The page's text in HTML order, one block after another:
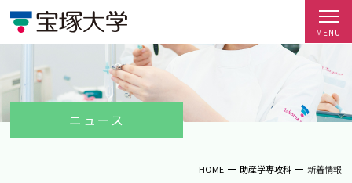
ニュース
HOME 助産学専攻科 新着情報